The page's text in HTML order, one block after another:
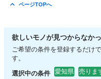
ページTOPへ
欲しいモノが見つからなか
ご希望の条件を登録するだけ
す。
選択中の条件 愛知県 売りま